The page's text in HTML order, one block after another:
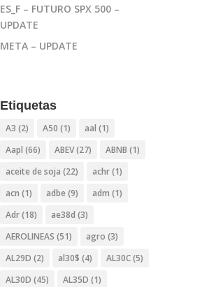
ES_F – FUTURO SPX 500 –
UPDATE
META – UPDATE
Etiquetas
A3 (2) A50 (1) aal (1)
Aapl (66) ABEV(27) ABNB (1)
aceite de soja (22) achr(1)
acn (1) adbe (9) adm (1)
Adr(18) ae38d (3)
AEROLINEAS (51) agro (3)
AL29D (2) al30$ (4) AL30C(5)
AL30D (45) AL35D (1)